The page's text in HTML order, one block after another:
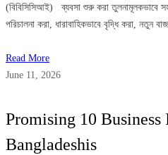
(বিবিসিসিআই) ব্যবসা শুরু করা তুলনামূলকভাবে
পরিচালনা করা, ধারাবাহিকভাবে বৃদ্ধি করা, নতুন
Read More
June 11, 2026
Promising 10 Business
Bangladeshis